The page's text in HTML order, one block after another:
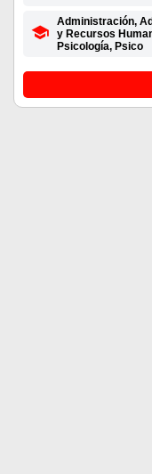
Administración,
y Recursos
Psicología, Psico